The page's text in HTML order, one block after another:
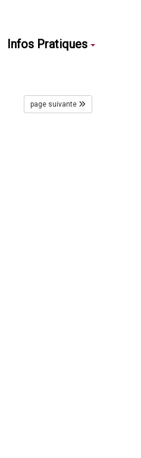
Infos Pratiques
page suivante